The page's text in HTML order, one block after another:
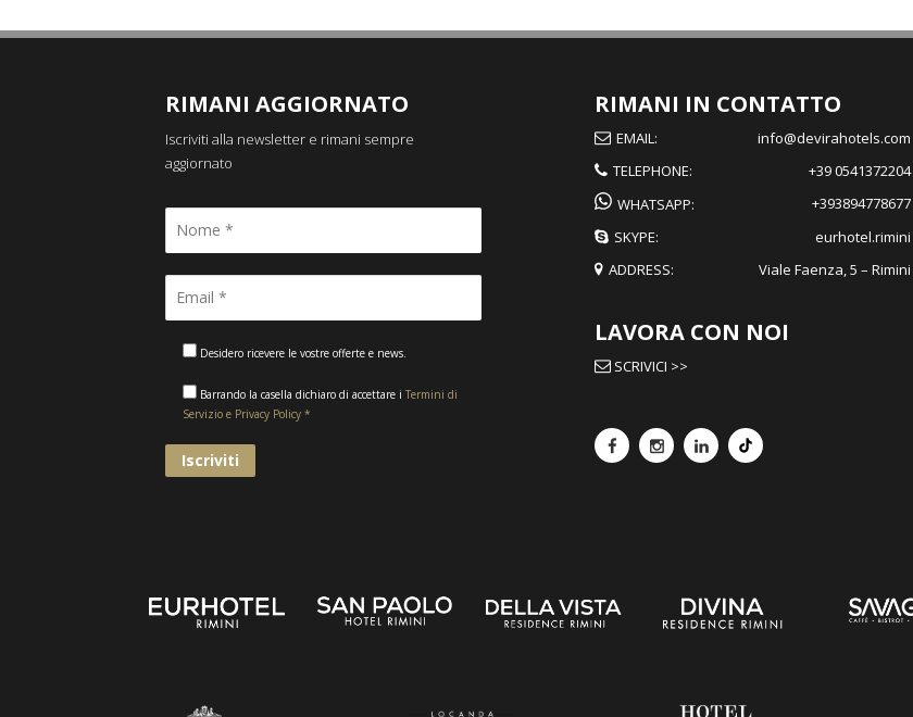
RIMANI AGGIORNATO
Iscriviti alla newsletter e rimani sempre
aggiornato
Desidero ricevere le vostre offerte e news.
Barrando la casella dichiaro di accettare i Termini di
Servizio e Privacy Policy *
RIMANI IN CONTATTO
EMAIL:
info@devirahotels.com
TELEPHONE:
+39 0541372204
WHATSAPP:
+393894778677
SKYPE:
eurhotel.rimini
ADDRESS:
Viale Faenza, 5 – Rimini
LAVORA CON NOI
SCRIVICI >>